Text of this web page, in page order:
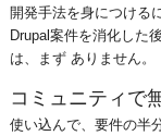
開発手法を身につける
Drupal案件を消化した
は、まず ありません。
コミュニティで
使い込んで、要件の半